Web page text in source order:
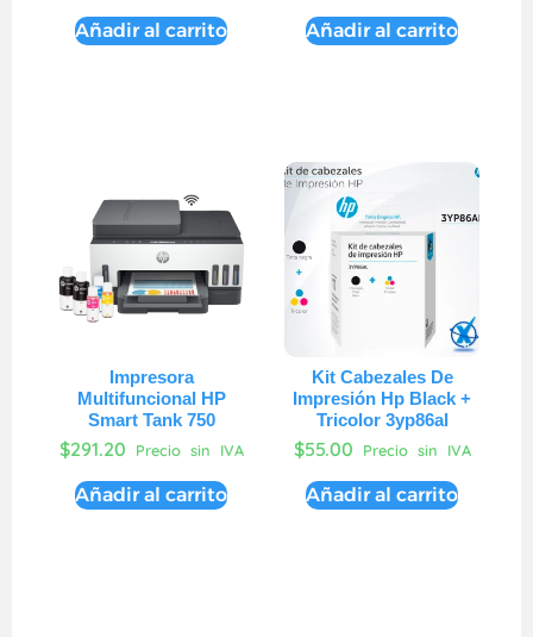
Añadir al carrito Añadir al carrito
Impresora
Multifuncional HP
Smart Tank 750
$291.20 Precio sin IVA
Añadir al carrito
Kit Cabezales De
Impresión Hp Black +
Tricolor 3yp86al
$55.00 Precio sin IVA
Añadir al carrito